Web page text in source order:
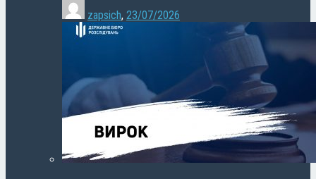
zapsich, 23/07/2026